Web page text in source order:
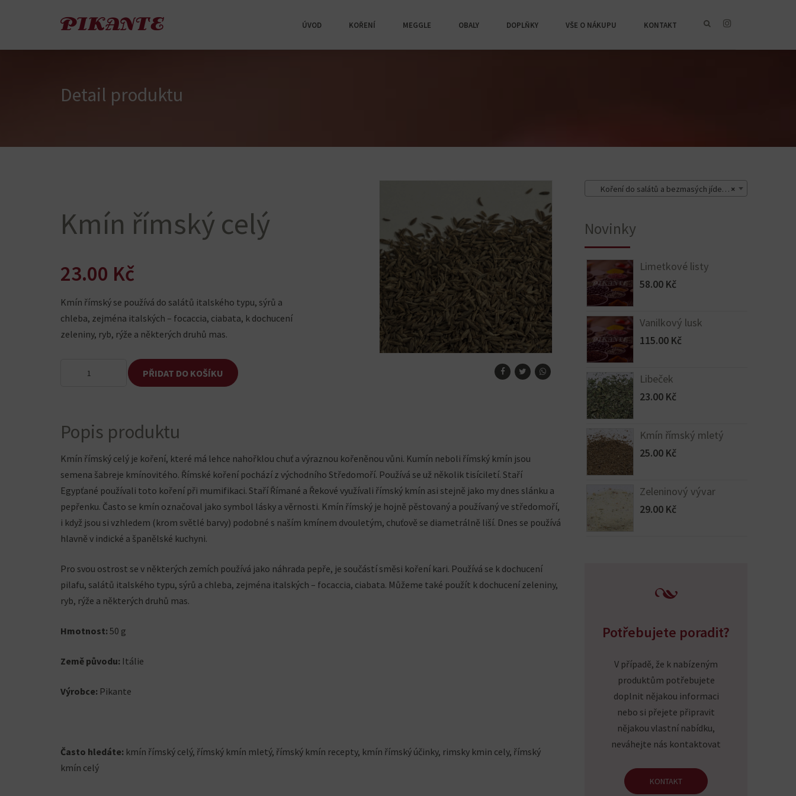
ÚVOD KOŘENÍ MEGGLE OBALY DOPLŇKY VŠE O NÁKUPU KONTAKT
Detail produktu
Kmín římský celý
23.00 Kč
Kmín římský se používá do salátů italského typu, sýrů a
chleba, zejména italských – focaccia, ciabata, k dochucení
zeleniny, ryb, rýže a některých druhů mas.
PŘIDAT DO KOŠÍKU
Popis produktu
Kmín římský celý je koření, které má lehce nahořklou chuť a výraznou kořeněnou vůni. Kumín neboli římský kmín jsou
semena šabreje kmínovitého. Římské koření pochází z východního Středomoří. Používá se už několik tisíciletí. Staří
Egypťané používali toto koření při mumifikaci. Staří Římané a Řekové využívali římský kmín asi stejně jako my dnes slánku a
pepřenku. Často se kmín označoval jako symbol lásky a věrnosti. Kmín římský je hojně pěstovaný a používaný ve středomoří,
i když jsou si vzhledem (krom světlé barvy) podobné s naším kmínem dvouletým, chuťově se diametrálně liší. Dnes se používá
hlavně v indické a španělské kuchyni.
Pro svou ostrost se v některých zemích používá jako náhrada pepře, je součástí směsi koření kari. Používá se k dochucení
pilafu, salátů italského typu, sýrů a chleba, zejména italských – focaccia, ciabata. Můžeme také použít k dochucení zeleniny,
ryb, rýže a některých druhů mas.
Hmotnost: 50 g
Země původu: Itálie
Výrobce: Pikante
Často hledáte: kmín římský celý, římský kmín mletý, římský kmín recepty, kmín římský účinky, rimsky kmin cely, římský
kmín celý
×
Koření do salátů a bezmasých jídel (43)
Novinky
Limetkové listy
58.00 Kč
Vanilkový lusk
115.00 Kč
Libeček
23.00 Kč
Kmín římský mletý
25.00 Kč
Zeleninový vývar
29.00 Kč
Potřebujete poradit?
V případě, že k nabízeným
produktům potřebujete
doplnit nějakou informaci
nebo si přejete připravit
nějakou vlastní nabídku,
neváhejte nás kontaktovat
KONTAKT